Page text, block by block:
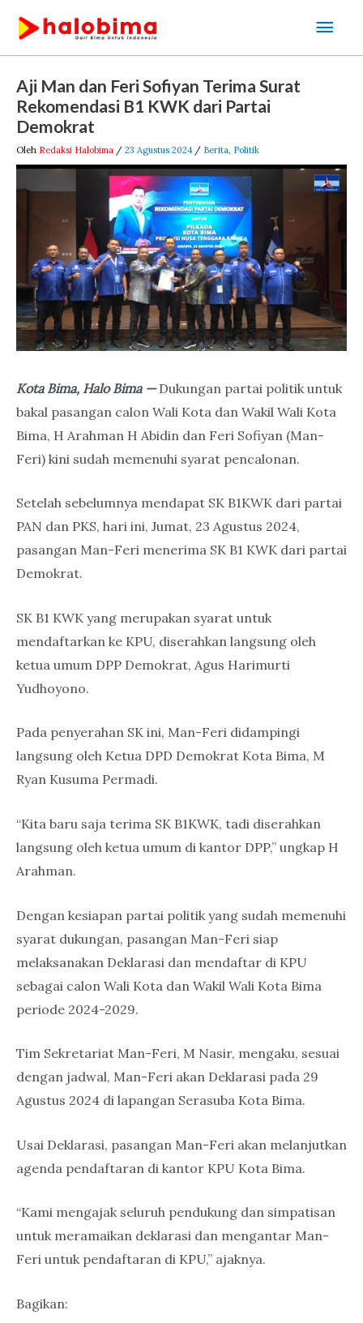
konten
Aji Man dan Feri Sofiyan Terima Surat
Rekomendasi B1 KWK dari Partai
Demokrat
Oleh Redaksi Halobima / 23 Agustus 2024 / Berita, Politik
Kota Bima, Halo Bima —Dukungan partai politik untuk
bakal pasangan calon Wali Kota dan Wakil Wali Kota
Bima, H Arahman H Abidin dan Feri Sofiyan (Man-
Feri) kini sudah memenuhi syarat pencalonan.
Setelah sebelumnya mendapat SK B1KWK dari partai
PAN dan PKS, hari ini, Jumat, 23 Agustus 2024,
pasangan Man-Feri menerima SK B1 KWK dari partai
Demokrat.
SK B1 KWK yang merupakan syarat untuk
mendaftarkan ke KPU, diserahkan langsung oleh
ketua umum DPP Demokrat, Agus Harimurti
Yudhoyono.
Pada penyerahan SK ini, Man-Feri didampingi
langsung oleh Ketua DPD Demokrat Kota Bima, M
Ryan Kusuma Permadi.
“Kita baru saja terima SK B1KWK, tadi diserahkan
langsung oleh ketua umum di kantor DPP,” ungkap H
Arahman.
Dengan kesiapan partai politik yang sudah memenuhi
syarat dukungan, pasangan Man-Feri siap
melaksanakan Deklarasi dan mendaftar di KPU
sebagai calon Wali Kota dan Wakil Wali Kota Bima
periode 2024-2029.
Tim Sekretariat Man-Feri, M Nasir, mengaku, sesuai
dengan jadwal, Man-Feri akan Deklarasi pada 29
Agustus 2024 di lapangan Serasuba Kota Bima.
Usai Deklarasi, pasangan Man-Feri akan melanjutkan
agenda pendaftaran di kantor KPU Kota Bima.
“Kami mengajak seluruh pendukung dan simpatisan
untuk meramaikan deklarasi dan mengantar Man-
Feri untuk pendaftaran di KPU,” ajaknya.
Bagikan:
navigation